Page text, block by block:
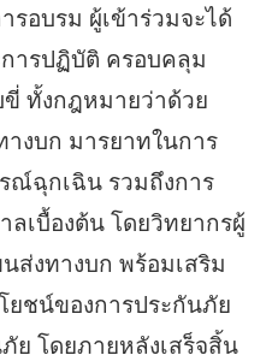
รอบรม ผู้เข้าร่วมจะได้
ารปฏิบัติ ครอบคลุม
ทั้งกฎหมายว่าด้วย
งบก มารยาทในการ
ณ์ฉุกเฉิน รวมถึงการ
เบื้องต้น โดยวิทยากรผู้
ส่งทางบก พร้อมเสริม
ยชน์ของการประกันภัย
ย โดยภายหลังเสร็จสิ้น